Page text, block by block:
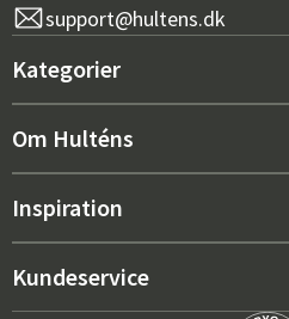
support@hultens.dk
Kategorier
Nyt hos os
Indretning
Om Hulténs
Om Hulténs
Salgsafdeling
Inspiration
Bestsellere
Kundeservice